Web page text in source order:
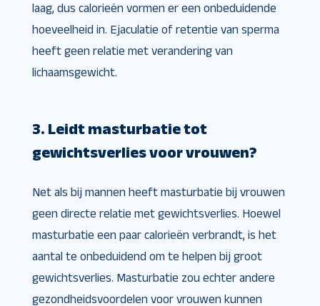
laag, dus calorieën vormen er een onbeduidende
hoeveelheid in. Ejaculatie of retentie van sperma
heeft geen relatie met verandering van
lichaamsgewicht.
3. Leidt masturbatie tot
gewichtsverlies voor vrouwen?
Net als bij mannen heeft masturbatie bij vrouwen
geen directe relatie met gewichtsverlies. Hoewel
masturbatie een paar calorieën verbrandt, is het
aantal te onbeduidend om te helpen bij groot
gewichtsverlies. Masturbatie zou echter andere
gezondheidsvoordelen voor vrouwen kunnen